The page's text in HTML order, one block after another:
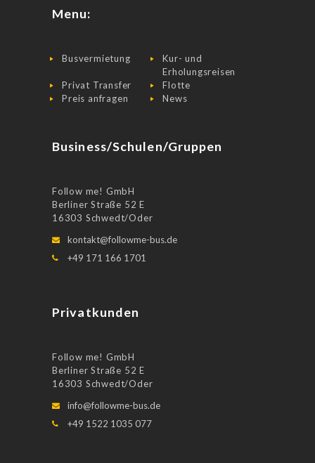
Menu:
Busvermietung
Kur- und
Erholungsreisen
Privat Transfer
Flotte
Preis anfragen
News
Business/Schulen/Gruppen
Follow me! GmbH
Berliner Straße 52 E
16303 Schwedt/Oder
kontakt@followme-bus.de
+49 171 166 1701
Privatkunden
Follow me! GmbH
Berliner Straße 52 E
16303 Schwedt/Oder
info@followme-bus.de
+49 1522 1035 077